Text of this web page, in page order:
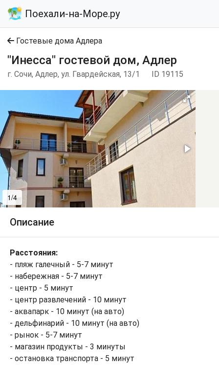
Поехали-на-Море.ру
Гостевые дома Адлера
"Инесса" гостевой дом, Адлер
г. Сочи, Адлер, ул. Гвардейская, 13/1 ID 19115
1/4
Описание
Расстояния:
- пляж галечный - 5-7 минут
- набережная - 5-7 минут
- центр - 5 минут
- центр развлечений - 10 минут
- аквапарк - 10 минут (на авто)
- дельфинарий - 10 минут (на авто)
- рынок - 5-7 минут
- магазин продукты - 3 минуты
- остановка транспорта - 5 минут